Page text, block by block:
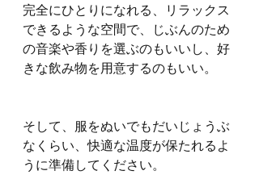
完全にひとりになれる、リラックス
できるような空間で、じぶんのため
の音楽や香りを選ぶのもいいし、好
きな飲み物を用意するのもいい。
そして、服をぬいでもだいじょうぶ
なくらい、快適な温度が保たれるよ
うに準備してください。